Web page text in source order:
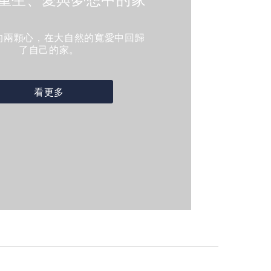
顆心，在大自然的寬愛中回歸
了自己的家。
看更多